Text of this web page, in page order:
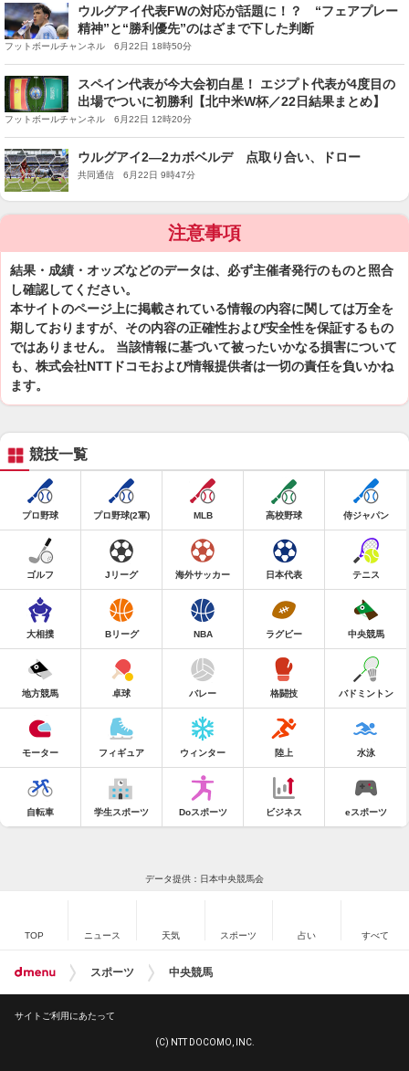
ウルグアイ代表FWの対応が話題に！？ “フェアプレー
精神”と“勝利優先”のはざまで下した判断
フットボールチャンネル 6月22日 18時50分
スペイン代表が今大会初白星！ エジプト代表が4度目の
出場でついに初勝利【北中米W杯／22日結果まとめ】
フットボールチャンネル 6月22日 12時20分
ウルグアイ2―2カボベルデ 点取り合い、ドロー
共同通信 6月22日 9時47分
注意事項
結果・成績・オッズなどのデータは、必ず主催者発行のものと照合
し確認してください。
本サイトのページ上に掲載されている情報の内容に関しては万全を
期しておりますが、その内容の正確性および安全性を保証するもの
ではありません。 当該情報に基づいて被ったいかなる損害について
も、株式会社NTTドコモおよび情報提供者は一切の責任を負いかね
ます。
競技一覧
プロ野球 プロ野球(2軍) MLB 高校野球 侍ジャパン
ゴルフ Jリーグ 海外サッカー 日本代表 テニス
大相撲 Bリーグ NBA ラグビー 中央競馬
地方競馬 卓球 バレー 格闘技 バドミントン
モーター フィギュア ウィンター 陸上 水泳
自転車 学生スポーツ Doスポーツ ビジネス eスポーツ
データ提供：日本中央競馬会
TOP ニュース 天気 スポーツ 占い すべて
スポーツ 中央競馬
サイトご利用にあたって
(C) NTT DOCOMO, INC.